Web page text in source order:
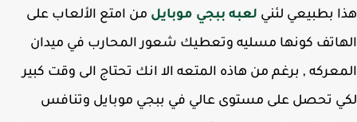
بطبيعي لئنيلعبه ببجي موبايلمن امتع الألعاب على
كونها مسليه وتعطيك شعور المحارب في ميدان
, برغم من هاذه المتعه الا انك تحتاج الى وقت كبير
تحصل على مستوى عالي في ببجي موبايل وتنافس